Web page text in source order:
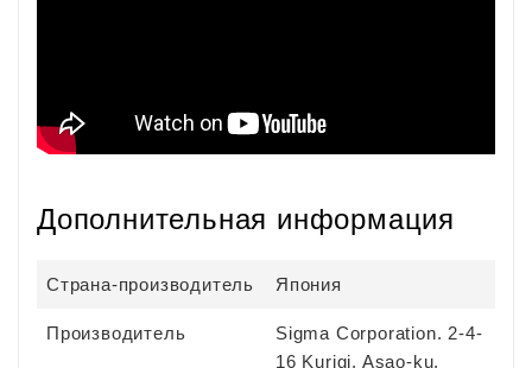
Дополнительная информация
Страна-производитель Япония
Производитель
Sigma Corporation. 2-4-
16 Kurigi, Asao-ku,